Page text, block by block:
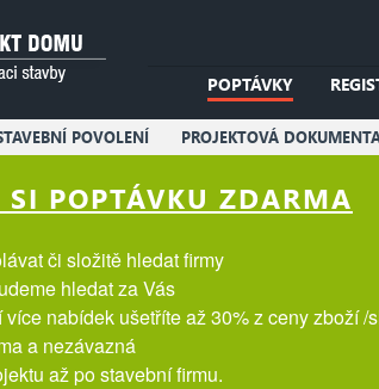
POPTÁVKY
POVOLENÍ PROJEKTOVÁ
SI POPTÁVKU ZDARMA
či složitě hledat firmy
hledat za Vás
nabídek ušetříte až 30% z ceny zboží /
a nezávazná
až po stavební firmu.